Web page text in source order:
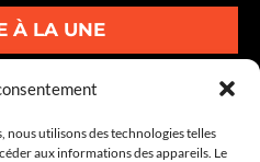
utilisons des technologies telles
aux informations des appareils. Le
À LA UNE
À LA UNE
LA UNE